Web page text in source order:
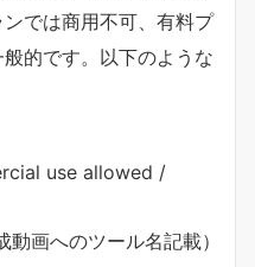
では商用不可、有料プ
的です。以下のような
use allowed /
画へのツール名記載）